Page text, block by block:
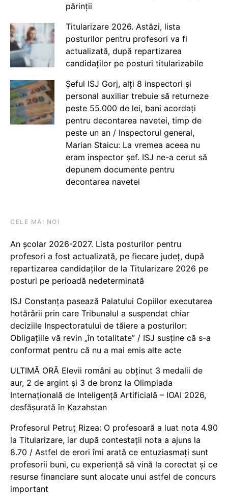
părinții
Titularizare 2026. Astăzi, lista
posturilor pentru profesori va fi
actualizată, după repartizarea
candidaților pe posturi titularizabile
Șeful ISJ Gorj, alți 8 inspectori și
personal auxiliar trebuie să returneze
peste 55.000 de lei, bani acordați
pentru decontarea navetei, timp de
peste un an / Inspectorul general,
Marian Staicu: La vremea aceea nu
eram inspector șef. ISJ ne-a cerut să
depunem documente pentru
decontarea navetei
CELE MAI NOI
An școlar 2026-2027. Lista posturilor pentru
profesori a fost actualizată, pe fiecare județ, după
repartizarea candidaților de la Titularizare 2026 pe
posturi pe perioadă nedeterminată
ISJ Constanța pasează Palatului Copiilor executarea
hotărârii prin care Tribunalul a suspendat chiar
deciziile Inspectoratului de tăiere a posturilor:
Obligațiile vă revin „în totalitate” / ISJ susține că s-a
conformat pentru că nu a mai emis alte acte
ULTIMĂ ORĂ Elevii români au obținut 3 medalii de
aur, 2 de argint și 3 de bronz la Olimpiada
Internațională de Inteligență Artificială – IOAI 2026,
desfășurată în Kazahstan
Profesorul Petruț Rizea: O profesoară a luat nota 4.90
la Titularizare, iar după contestații nota a ajuns la
8.70 / Astfel de erori îmi arată ce entuziasmați sunt
profesorii buni, cu experiență să vină la corectat și ce
resurse financiare sunt alocate unui astfel de concurs
important